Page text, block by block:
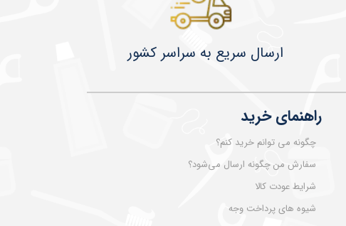
راهنمای خرید
چگونه می توانم خرید کنم؟
سفارش من چگونه ارسال می‌شود؟
شرایط عودت کالا
شیوه های پرداخت وجه
​​​​ارسال سریع به سراسر کشور